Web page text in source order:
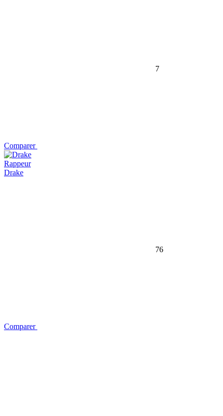
7
Comparer
Rappeur
Drake
76
Comparer